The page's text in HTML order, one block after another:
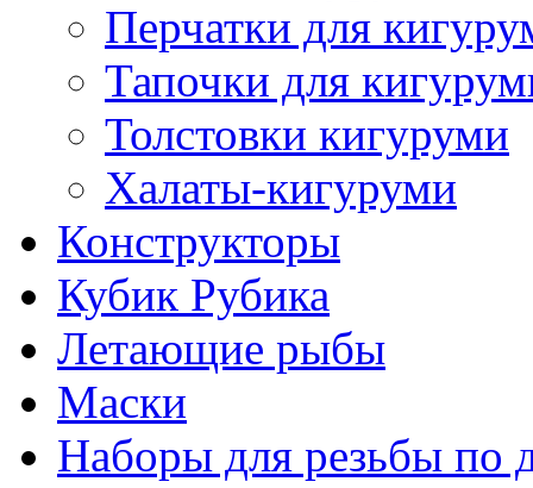
Перчатки для
Тапочки для
Толстовки кигуруми
Халаты-кигуруми
Конструкторы
Кубик Рубика
Летающие рыбы
Маски
Наборы для резьбы по